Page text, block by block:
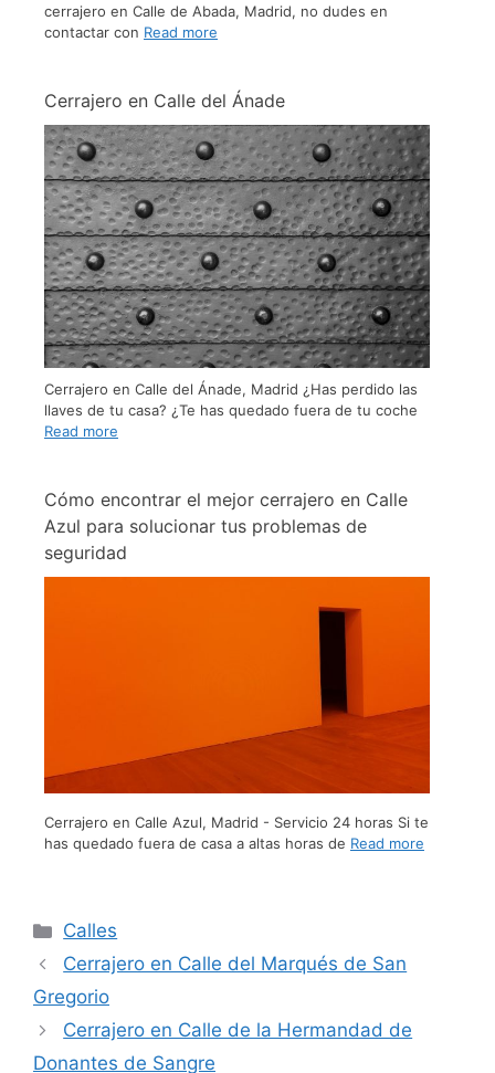
cerrajero en Calle de Abada, Madrid, no dudes en
contactar con Read more
Cerrajero en Calle del Ánade
Cerrajero en Calle del Ánade, Madrid ¿Has perdido las
llaves de tu casa? ¿Te has quedado fuera de tu coche
Read more
Cómo encontrar el mejor cerrajero en Calle
Azul para solucionar tus problemas de
seguridad
Cerrajero en Calle Azul, Madrid - Servicio 24 horas Si te
has quedado fuera de casa a altas horas de Read more
Calles
Cerrajero en Calle del Marqués de San
Gregorio
Cerrajero en Calle de la Hermandad de
Donantes de Sangre